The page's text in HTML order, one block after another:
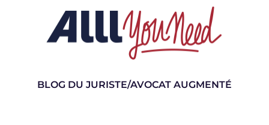
PARTENAIRES
À PROPOSBLOG DU JURISTE/AVOCAT AUGMENTÉ